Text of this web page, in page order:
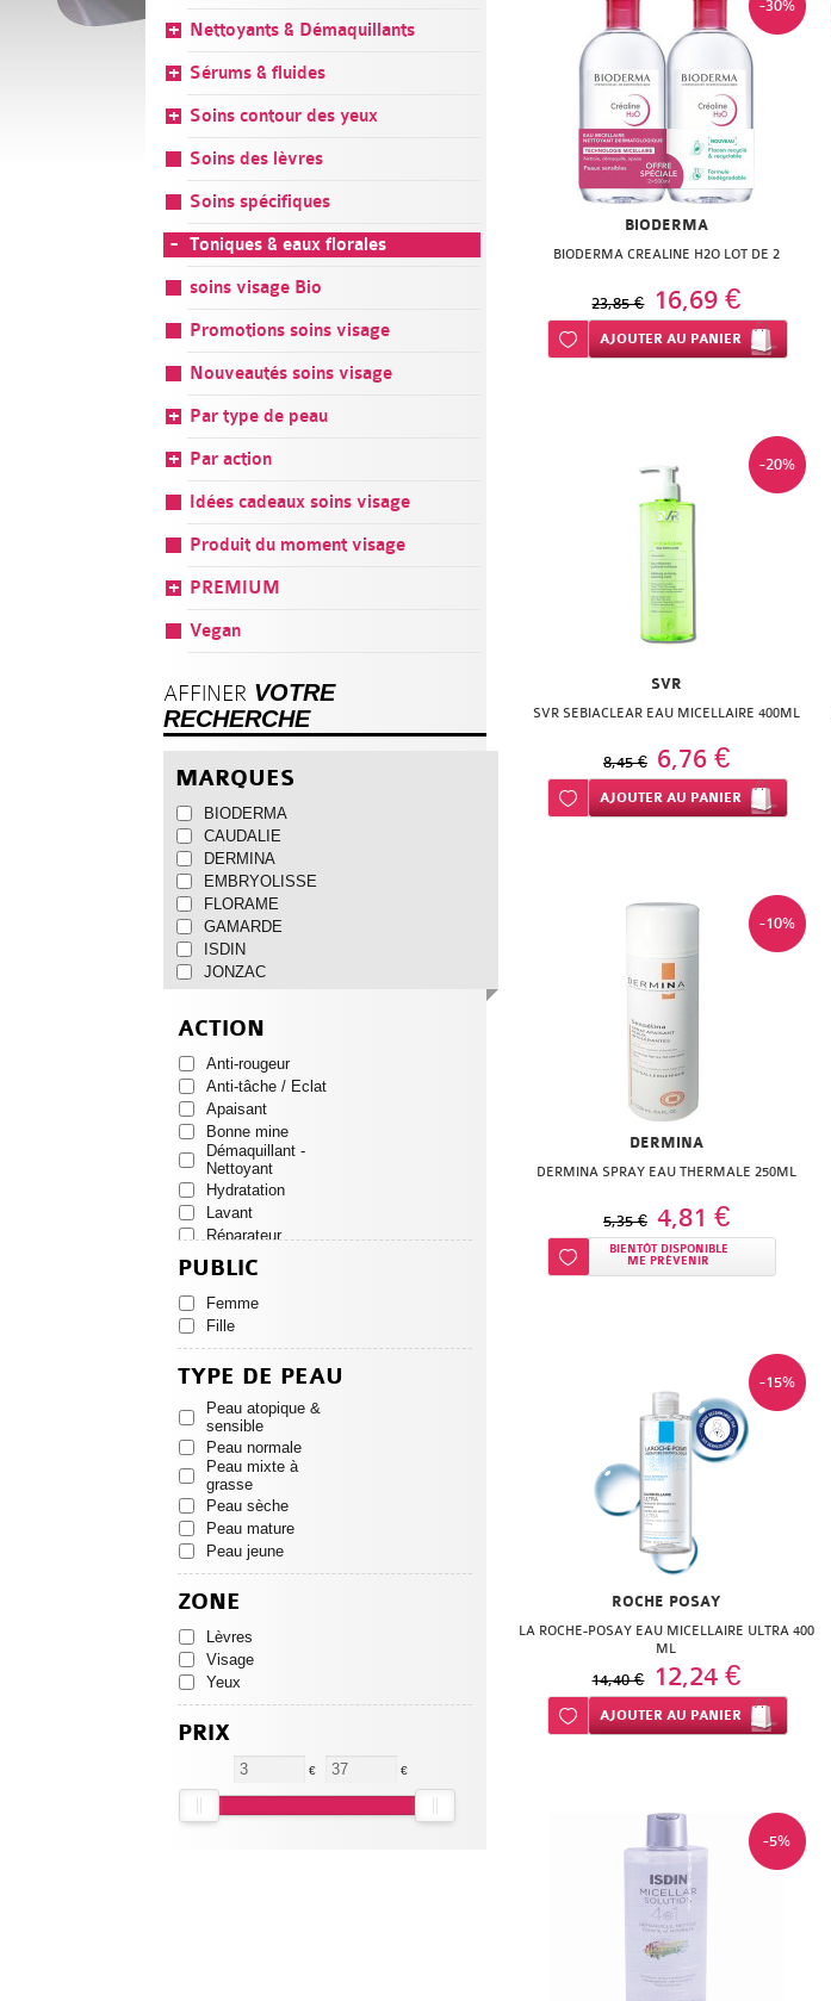
-30%
BIODERMA
BIODERMA CREALINE H2O LOT DE 2
23,85 € 16,69 €
Ajouter à ma liste d’envie
AJOUTER AU PANIER
-20%
SVR
SVR SEBIACLEAR EAU MICELLAIRE 400ML
8,45 € 6,76 €
Ajouter à ma liste d’envie
AJOUTER AU PANIER
-10%
DERMINA
DERMINA SPRAY EAU THERMALE 250ML
5,35 € 4,81 €
Ajouter à ma liste d’envie
BIENTÔT DISPONIBLE
ME PRÉVENIR
-15%
ROCHE POSAY
LA ROCHE-POSAY EAU MICELLAIRE ULTRA 400
ML
14,40 € 12,24 €
Ajouter à ma liste d’envie
AJOUTER AU PANIER
-5%
Nettoyants & Démaquillants
Sérums & fluides
Soins contour des yeux
Soins des lèvres
Soins spécifiques
Toniques & eaux florales
soins visage Bio
Promotions soins visage
Nouveautés soins visage
Par type de peau
Par action
Idées cadeaux soins visage
Produit du moment visage
PREMIUM
Vegan
AFFINER VOTRE
RECHERCHE
MARQUES
BIODERMA
CAUDALIE
DERMINA
EMBRYOLISSE
FLORAME
GAMARDE
ISDIN
JONZAC
PLACENTOR
ROCHE POSAY
SAINT GERVAIS
SKINCEUTICALS
SVR
ACTION
Anti-rougeur
Anti-tâche / Eclat
Apaisant
Bonne mine
Démaquillant -
Nettoyant
Hydratation
Lavant
Réparateur
Soins quotidiens
PUBLIC
Femme
Fille
TYPE DE PEAU
Peau atopique &
sensible
Peau normale
Peau mixte à
grasse
Peau sèche
Peau mature
Peau jeune
ZONE
Lèvres
Visage
Yeux
PRIX
€ €